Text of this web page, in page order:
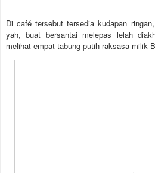
Di café tersebut tersedia kudapan
yah, buat bersantai melepas lelah
melihat empat tabung putih raksasa milik